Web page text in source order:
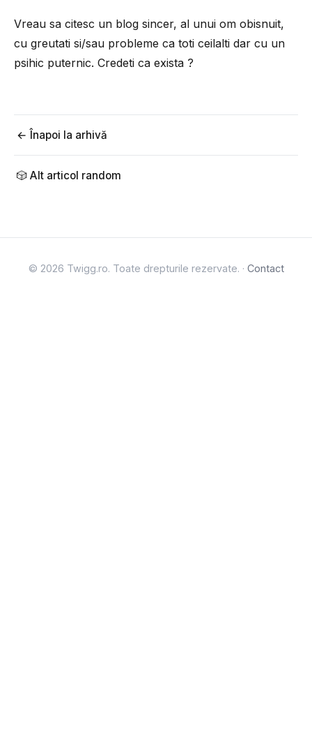
Vreau sa citesc un blog sincer, al unui om obisnuit,
cu greutati si/sau probleme ca toti ceilalti dar cu un
psihic puternic. Credeti ca exista ?
← Înapoi la arhivă
🎲 Alt articol random
© 2026 Twigg.ro. Toate drepturile rezervate. · Contact